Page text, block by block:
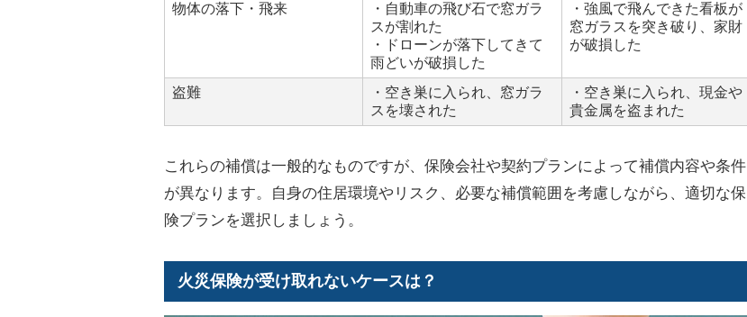
物体の落下・飛来
・自動車の飛び石で窓ガラ
スが割れた
・ドローンが落下してきて
雨どいが破損した
・強風で飛んできた看板が
窓ガラスを突き破り、家財
が破損した
盗難
・空き巣に入られ、窓ガラ
スを壊された
・空き巣に入られ、現金や
貴金属を盗まれた
これらの補償は一般的なものですが、保険会社や契約プランによって補償内容や条件
が異なります。自身の住居環境やリスク、必要な補償範囲を考慮しながら、適切な保
険プランを選択しましょう。
火災保険が受け取れないケースは？